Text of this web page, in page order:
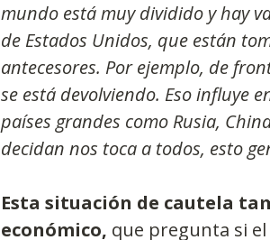
mundo está muy dividido y hay
de Estados Unidos, que están
antecesores. Por ejemplo, de
se está devolviendo. Eso influye
países grandes como Rusia,
decidan nos toca a todos, esto
Esta situación de cautela
económico, que pregunta si